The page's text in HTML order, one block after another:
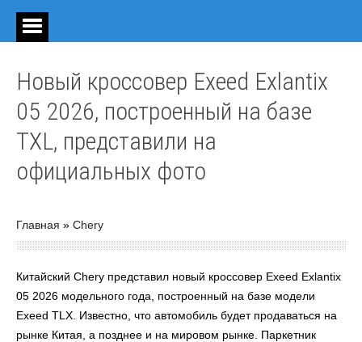
Новый кроссовер Exeed Exlantix
05 2026, построенный на базе
TXL, представили на
официальных фото
Главная » Chery
Китайский Chery представил новый кроссовер Exeed Exlantix
05 2026 модельного года, построенный на базе модели
Exeed TLX. Известно, что автомобиль будет продаваться на
рынке Китая, а позднее и на мировом рынке. Паркетник